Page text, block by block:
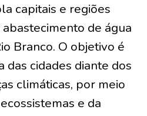
capitais e regiões
de água
Branco. O objetivo é
das cidades diante dos
climáticas, por meio
e da